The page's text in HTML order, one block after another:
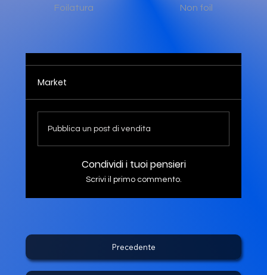
Foilatura
Non foil
Precedente
Market
Pubblica un post di vendita
Condividi i tuoi pensieri
Scrivi il primo commento.